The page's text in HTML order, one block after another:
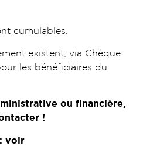
cumulables.
existent, via Chèque
les bénéficiaires du
ou financière,
!
voir